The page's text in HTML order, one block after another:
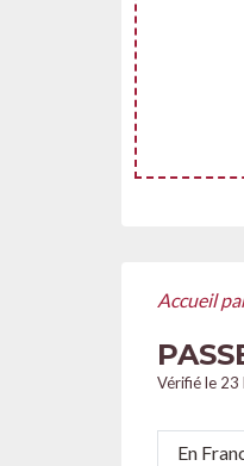
Accueil
Vérifié le
En